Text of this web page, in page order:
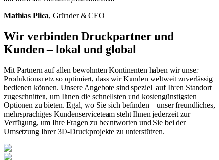
Mathias Plica, Gründer & CEO
Wir verbinden Druckpartner und
Kunden – lokal und global
Mit Partnern auf allen bewohnten Kontinenten haben wir unser
Produktionsnetz so optimiert, dass wir Kunden weltweit zuverlässig
bedienen können. Unsere Angebote sind speziell auf Ihren Standort
zugeschnitten, um Ihnen die schnellsten und kostengünstigsten
Optionen zu bieten. Egal, wo Sie sich befinden – unser freundliches,
mehrsprachiges Kundenserviceteam steht Ihnen jederzeit zur
Verfügung, um Ihre Fragen zu beantworten und Sie bei der
Umsetzung Ihrer 3D-Druckprojekte zu unterstützen.